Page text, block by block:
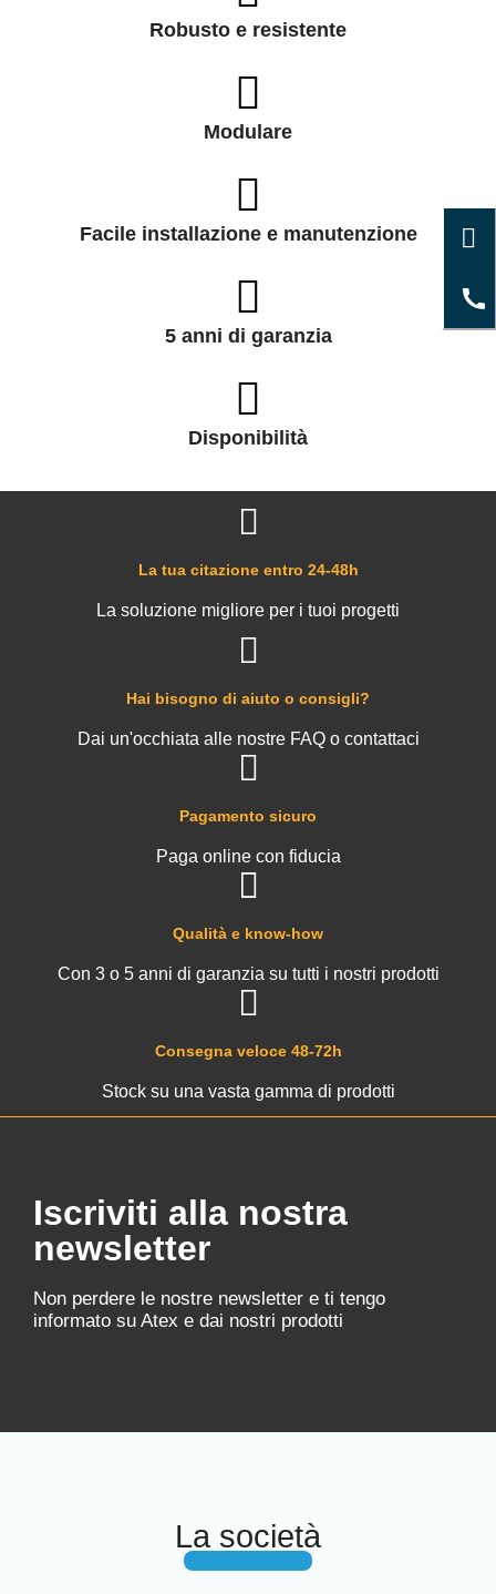
Robusto e resistente
Modulare
Facile installazione e manutenzione
5 anni di garanzia
Disponibilità
Consegna veloce 48-72h
Stock su una vasta gamma di prodotti
Qualità e know-how
Con 3 o 5 anni di garanzia su tutti i nostri prodotti
Pagamento sicuro
Paga online con fiducia
Hai bisogno di aiuto o consigli?
Dai un'occhiata alle nostre FAQ o contattaci
La tua citazione entro 24-48h
La soluzione migliore per i tuoi progetti
Iscriviti alla nostra
newsletter
Non perdere le nostre newsletter e ti tengo
informato su Atex e dai nostri prodotti
La società